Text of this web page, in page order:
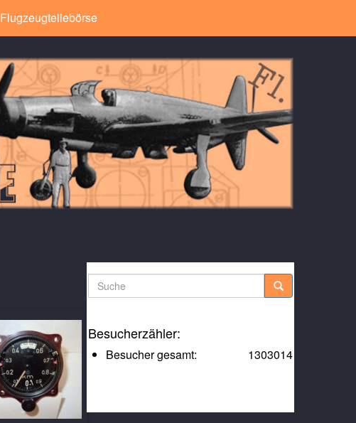
Flugzeugteilebörse
Suche
Besucherzähler:
1303014
Besucher gesamt: